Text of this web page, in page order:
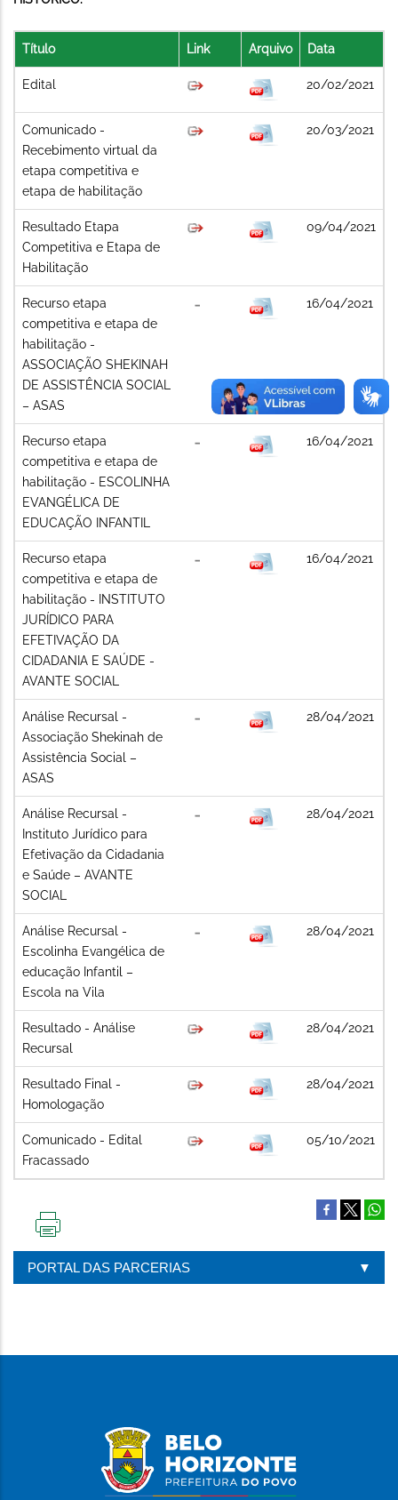
Título Link Arquivo Data
Edital 20/02/2021
Comunicado -
Recebimento virtual da
etapa competitiva e
etapa de habilitação
20/03/2021
Resultado Etapa
Competitiva e Etapa de
Habilitação
09/04/2021
Recurso etapa
competitiva e etapa de
habilitação -
ASSOCIAÇÃO SHEKINAH
DE ASSISTÊNCIA SOCIAL
– ASAS
16/04/2021
Recurso etapa
competitiva e etapa de
habilitação - ESCOLINHA
EVANGÉLICA DE
EDUCAÇÃO INFANTIL
16/04/2021
Recurso etapa
competitiva e etapa de
habilitação - INSTITUTO
JURÍDICO PARA
EFETIVAÇÃO DA
CIDADANIA E SAÚDE -
AVANTE SOCIAL
16/04/2021
Análise Recursal -
Associação Shekinah de
Assistência Social –
ASAS
28/04/2021
Análise Recursal -
Instituto Jurídico para
Efetivação da Cidadania
e Saúde – AVANTE
SOCIAL
28/04/2021
Análise Recursal -
Escolinha Evangélica de
educação Infantil –
Escola na Vila
28/04/2021
Resultado - Análise
Recursal
28/04/2021
Resultado Final -
Homologação
28/04/2021
Comunicado - Edital
Fracassado
05/10/2021
PÁGINA
PORTAL DAS PARCERIAS